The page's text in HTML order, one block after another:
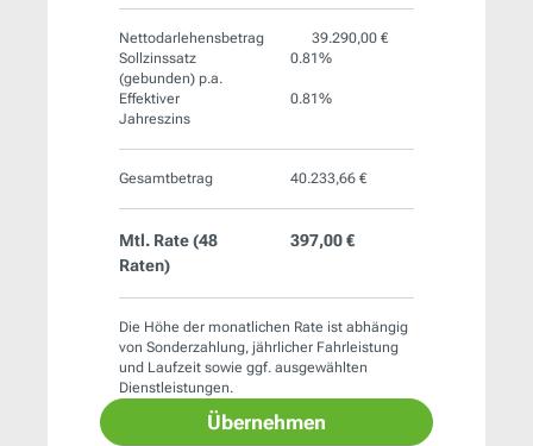
Nettodarlehensbetrag
39.290,00 €
Sollzinssatz
(gebunden) p.a.
0.81%
Effektiver
Jahreszins
0.81%
Gesamtbetrag 40.233,66 €
Mtl. Rate (48
Raten)
397,00 €
Die Höhe der monatlichen Rate ist abhängig
von Sonderzahlung, jährlicher Fahrleistung
und Laufzeit sowie ggf. ausgewählten
Dienstleistungen.
Übernehmen